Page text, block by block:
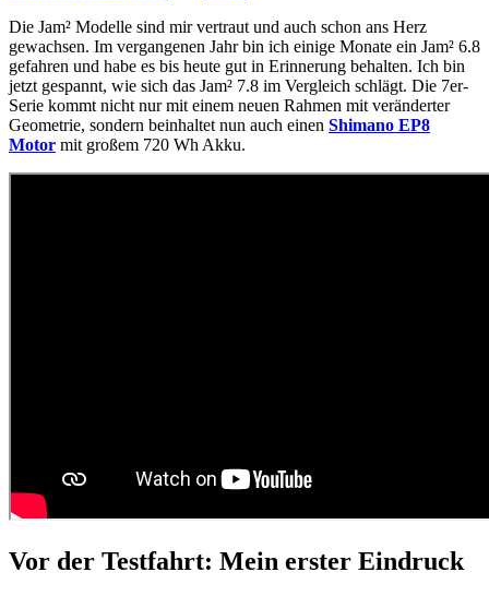
Die Jam² Modelle sind mir vertraut und auch schon ans Herz
gewachsen. Im vergangenen Jahr bin ich einige Monate ein Jam² 6.8
gefahren und habe es bis heute gut in Erinnerung behalten. Ich bin
jetzt gespannt, wie sich das Jam² 7.8 im Vergleich schlägt. Die 7er-
Serie kommt nicht nur mit einem neuen Rahmen mit veränderter
Geometrie, sondern beinhaltet nun auch einen Shimano EP8
Motor mit großem 720 Wh Akku.
Vor der Testfahrt: Mein erster Eindruck